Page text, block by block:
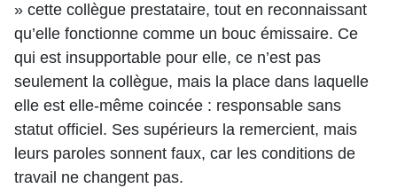
» cette collègue prestataire, tout en reconnaissant
qu’elle fonctionne comme un bouc émissaire. Ce
qui est insupportable pour elle, ce n’est pas
seulement la collègue, mais la place dans laquelle
elle est elle-même coincée : responsable sans
statut officiel. Ses supérieurs la remercient, mais
leurs paroles sonnent faux, car les conditions de
travail ne changent pas.